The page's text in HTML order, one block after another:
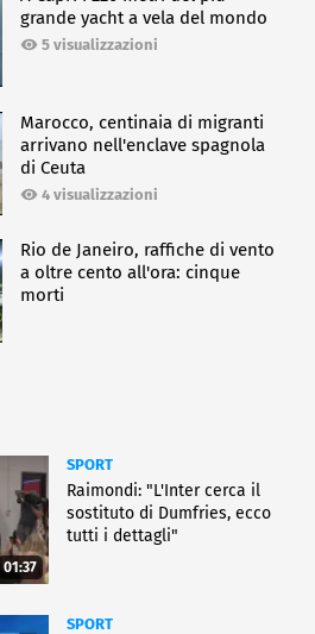
grande yacht a vela del mondo
5 visualizzazioni
Marocco, centinaia di migranti
arrivano nell'enclave spagnola
di Ceuta
4 visualizzazioni
Rio de Janeiro, raffiche di vento
a oltre cento all'ora: cinque
morti
01:37
SPORT
Raimondi: "L'Inter cerca il
sostituto di Dumfries, ecco
tutti i dettagli"
SPORT